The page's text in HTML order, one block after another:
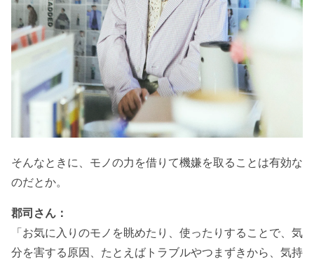
そんなときに、モノの力を借りて機嫌を取ることは有効な
のだとか。
郡司さん：
「お気に入りのモノを眺めたり、使ったりすることで、気
分を害する原因、たとえばトラブルやつまずきから、気持